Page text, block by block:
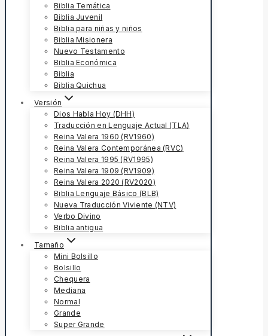
Biblia Temática
Biblia Juvenil
Biblia para niñas y niños
Biblia Misionera
Nuevo Testamento
Biblia Económica
Biblia
Biblia Quichua
Versión
Dios Habla Hoy (DHH)
Traducción en Lenguaje Actual (TLA)
Reina Valera 1960 (RV1960)
Reina Valera Contemporánea (RVC)
Reina Valera 1995 (RV1995)
Reina Valera 1909 (RV1909)
Reina Valera 2020 (RV2020)
Biblia Lenguaje Básico (BLB)
Nueva Traducción Viviente (NTV)
Verbo Divino
Biblia antigua
Tamaño
Mini Bolsillo
Bolsillo
Chequera
Mediana
Normal
Grande
Super Grande